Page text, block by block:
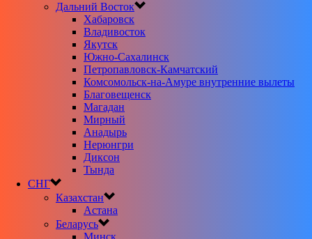
Дальний Восток
Хабаровск
Владивосток
Якутск
Южно-Сахалинск
Петропавловск-Камчатский
Комсомольск-на-Амуре внутренние вылеты
Благовещенск
Магадан
Мирный
Анадырь
Нерюнгри
Диксон
Тында
СНГ
Казахстан
Астана
Беларусь
Минск